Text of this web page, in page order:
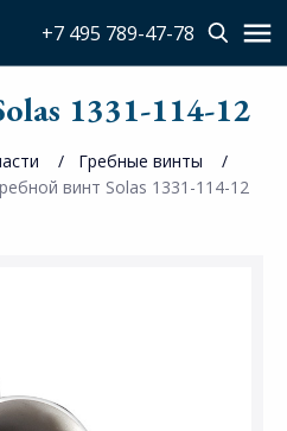
+7 495 789-47-78
1331-114-12
Гребные винты
винт Solas 1331-114-12